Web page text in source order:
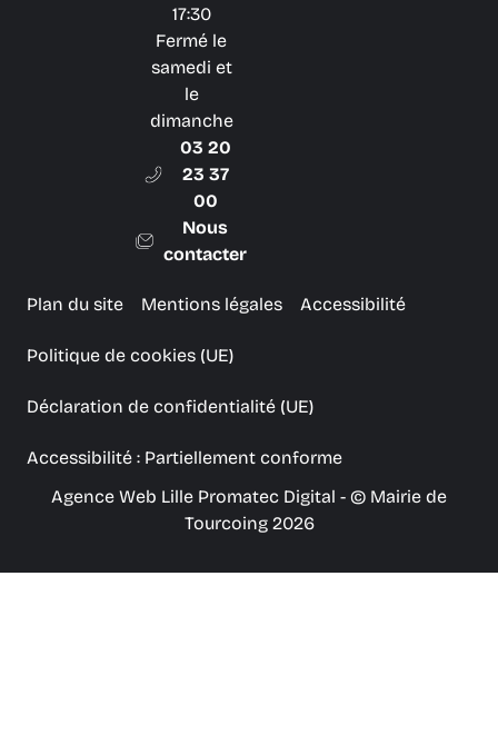
17:30
Fermé le
samedi et
le
dimanche
03 20
23 37
00
Nous
contacter
Plan du site Mentions légales Accessibilité
Politique de cookies (UE)
Déclaration de confidentialité (UE)
Accessibilité : Partiellement conforme
Agence Web Lille Promatec Digital - © Mairie de
Tourcoing 2026